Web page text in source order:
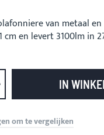
van metaal
en levert 3100lm in
IN
om te vergelijken